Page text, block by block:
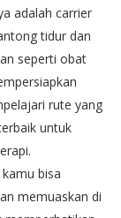
adalah carrier
tidur dan
seperti obat
rute yang
untuk
bisa
memuaskan di